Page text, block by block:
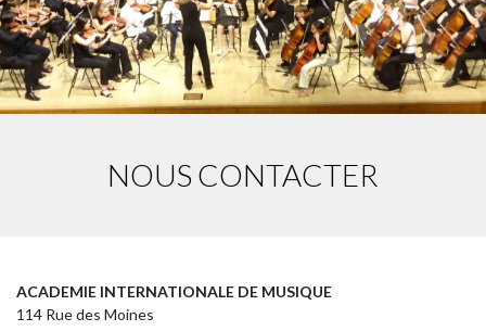
NOUS CONTACTER
ACADEMIE INTERNATIONALE DE MUSIQUE
114 Rue des Moines